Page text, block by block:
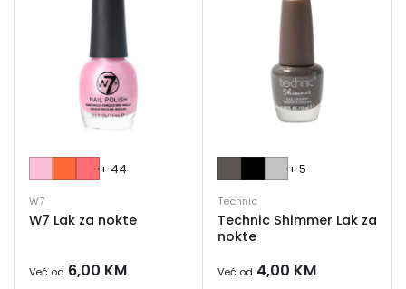
+ 44
W7
W7 Lak za nokte
Već od 6,00 KM
+ 5
Technic
Technic Shimmer Lak za
nokte
Već od 4,00 KM